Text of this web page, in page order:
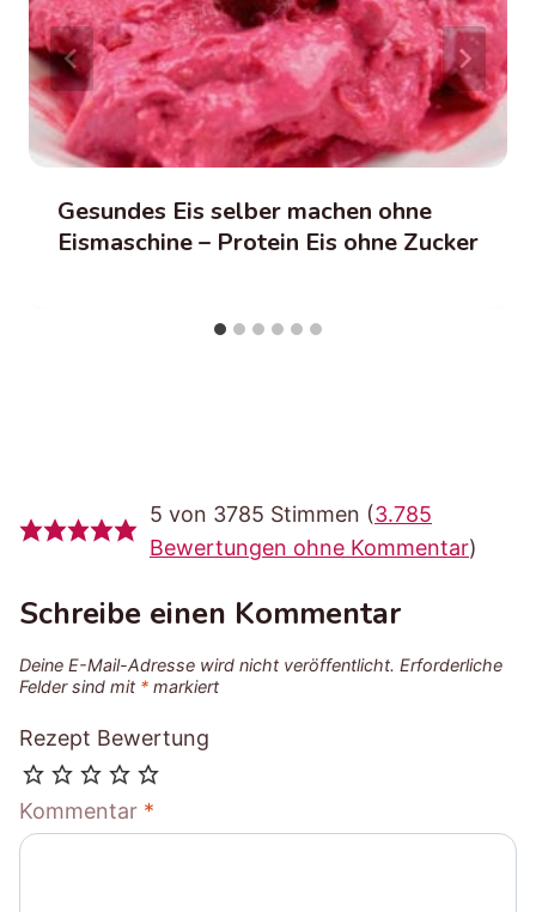
Gesundes Eis selber machen ohne
Eismaschine – Protein Eis ohne Zucker
5 von 3785 Stimmen (3.785
Bewertungen ohne Kommentar)
Schreibe einen Kommentar
Deine E-Mail-Adresse wird nicht veröffentlicht. Erforderliche
Felder sind mit * markiert
Rezept Bewertung
Kommentar *